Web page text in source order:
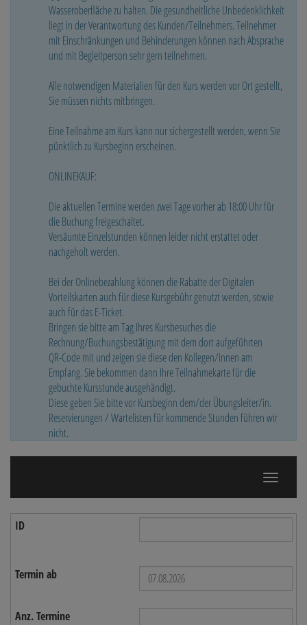
Wasseroberfläche zu halten. Die gesundheitliche Unbedenklichkeit
liegt in der Verantwortung des Kunden/Teilnehmers. Teilnehmer
mit Einschränkungen und Behinderungen können nach Absprache
und mit Begleitperson sehr gern teilnehmen.
Alle notwendigen Materialien für den Kurs werden vor Ort gestellt,
Sie müssen nichts mitbringen.
Eine Teilnahme am Kurs kann nur sichergestellt werden, wenn Sie
pünktlich zu Kursbeginn erscheinen.
ONLINEKAUF:
Die aktuellen Termine werden zwei Tage vorher ab 18:00 Uhr für
die Buchung freigeschaltet.
Versäumte Einzelstunden können leider nicht erstattet oder
nachgeholt werden.
Bei der Onlinebezahlung können die Rabatte der Digitalen
Vorteilskarten auch für diese Kursgebühr genutzt werden, sowie
auch für das E-Ticket.
Bringen sie bitte am Tag Ihres Kursbesuches die
Rechnung/Buchungsbestätigung mit dem dort aufgeführten
QR-Code mit und zeigen sie diese den Kollegen/innen am
Empfang. Sie bekommen dann Ihre Teilnahmekarte für die
gebuchte Kursstunde ausgehändigt.
Diese geben Sie bitte vor Kursbeginn dem/der Übungsleiter/in.
Reservierungen / Wartelisten für kommende Stunden führen wir
nicht.